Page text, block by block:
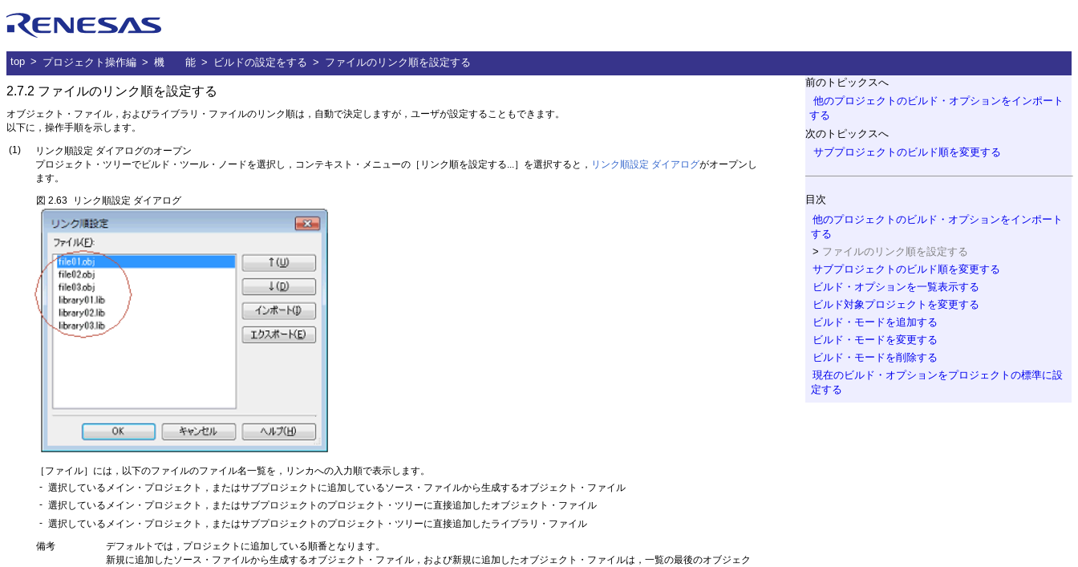
top プロジェクト操作編 機 能 ビルドの設定をする ファイルのリンク順を設定する
2.7.2 ファイルのリンク順を設定する
オブジェクト・ファイル，およびライブラリ・ファイルのリンク順は，自動で決定しますが，ユーザが設定することもできます。
以下に，操作手順を示します。
(1)
リンク順設定 ダイアログのオープン
プロジェクト・ツリーでビルド・ツール・ノードを選択し，コンテキスト・メニューの［リンク順を設定する...］を選択すると， リンク順設定 ダイアログがオープンし
ます。
図 2.63 リンク順設定 ダイアログ
［ファイル］には，以下のファイルのファイル名一覧を，リンカへの入力順で表示します。
- 選択しているメイン・プロジェクト，またはサブプロジェクトに追加しているソース・ファイルから生成するオブジェクト・ファイル
- 選択しているメイン・プロジェクト，またはサブプロジェクトのプロジェクト・ツリーに直接追加したオブジェクト・ファイル
- 選択しているメイン・プロジェクト，またはサブプロジェクトのプロジェクト・ツリーに直接追加したライブラリ・ファイル
備考
デフォルトでは，プロジェクトに追加している順番となります。
新規に追加したソース・ファイルから生成するオブジェクト・ファイル，および新規に追加したオブジェクト・ファイルは，一覧の最後のオブジェク
前のトピックスへ
他のプロジェクトのビルド・オプションをインポート
する
次のトピックスへ
サブプロジェクトのビルド順を変更する
目次
他のプロジェクトのビルド・オプションをインポート
する
ファイルのリンク順を設定する
サブプロジェクトのビルド順を変更する
ビルド・オプションを一覧表示する
ビルド対象プロジェクトを変更する
ビルド・モードを追加する
ビルド・モードを変更する
ビルド・モードを削除する
現在のビルド・オプションをプロジェクトの標準に設
定する